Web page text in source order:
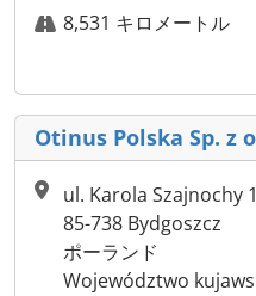
8,531 キロメートル
Otinus Polska Sp. z
ul. Karola Szajnochy
85-738 Bydgoszcz
ポーランド
Województwo